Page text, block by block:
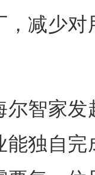
，减少
智家发
独自